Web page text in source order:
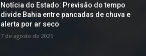
Notícia do Estado: Previsão do tempo
divide Bahia entre pancadas de chuva e
alerta por ar seco
7 de agosto de 2026